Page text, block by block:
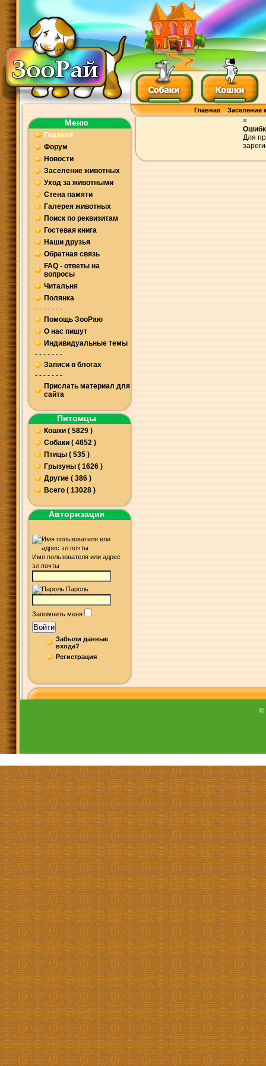
Главная Заселение
Меню
Главная
Форум
Новости
Заселение животных
Уход за животными
Стена памяти
Галерея животных
Поиск по реквизитам
Гостевая книга
Наши друзья
Обратная связь
FAQ - ответы на
вопросы
Читальня
Полянка
- - - - - - -
Помощь ЗооРаю
О нас пишут
Индивидуальные темы
- - - - - - -
Записи в блогах
- - - - - - -
Прислать материал для
сайта
Питомцы
Кошки ( 5829 )
Собаки ( 4652 )
Птицы ( 535 )
Грызуны ( 1626 )
Другие ( 386 )
Всего ( 13028 )
Авторизация
Имя пользователя или адрес
эл.почты
Пароль
Запомнить меня
Войти
Забыли данные
входа?
Регистрация
×
Для
©